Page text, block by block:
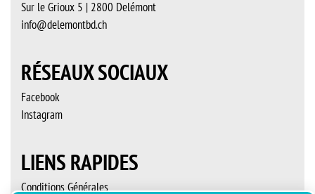
Sur le Grioux 5 | 2800 Delémont
info@delemontbd.ch
RÉSEAUX SOCIAUX
Facebook
Instagram
LIENS RAPIDES
Conditions Générales